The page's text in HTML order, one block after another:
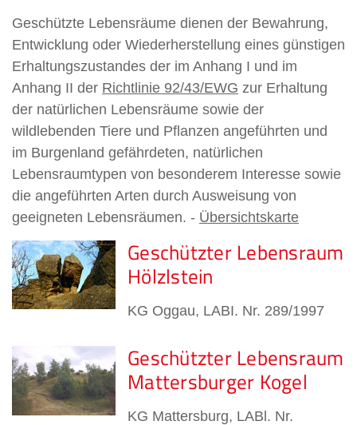
Geschützte Lebensräume dienen der Bewahrung,
Entwicklung oder Wiederherstellung eines günstigen
Erhaltungszustandes der im Anhang I und im
Anhang II der Richtlinie 92/43/EWG zur Erhaltung
der natürlichen Lebensräume sowie der
wildlebenden Tiere und Pflanzen angeführten und
im Burgenland gefährdeten, natürlichen
Lebensraumtypen von besonderem Interesse sowie
die angeführten Arten durch Ausweisung von
geeigneten Lebensräumen. - Übersichtskarte
Geschützter Lebensraum
Hölzlstein
KG Oggau, LABI. Nr. 289/1997
Geschützter Lebensraum
Mattersburger Kogel
KG Mattersburg, LABl. Nr.